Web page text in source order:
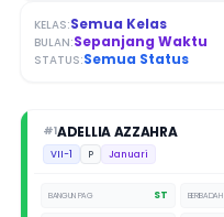
KELAS:Semua Kelas
BULAN:Sepanjang Waktu
STATUS:Semua Status
#1ADELLIA AZZAHRA
VII-1 P Januari
BANGUN PAGI ST BERIBADAH